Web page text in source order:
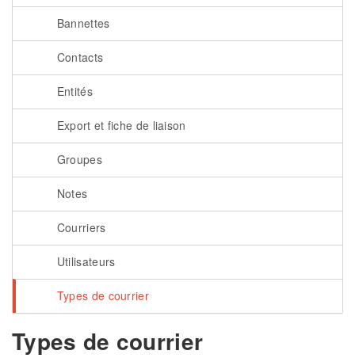
Bannettes
Contacts
Entités
Export et fiche de liaison
Groupes
Notes
Courriers
Utilisateurs
Types de courrier
Types de courrier